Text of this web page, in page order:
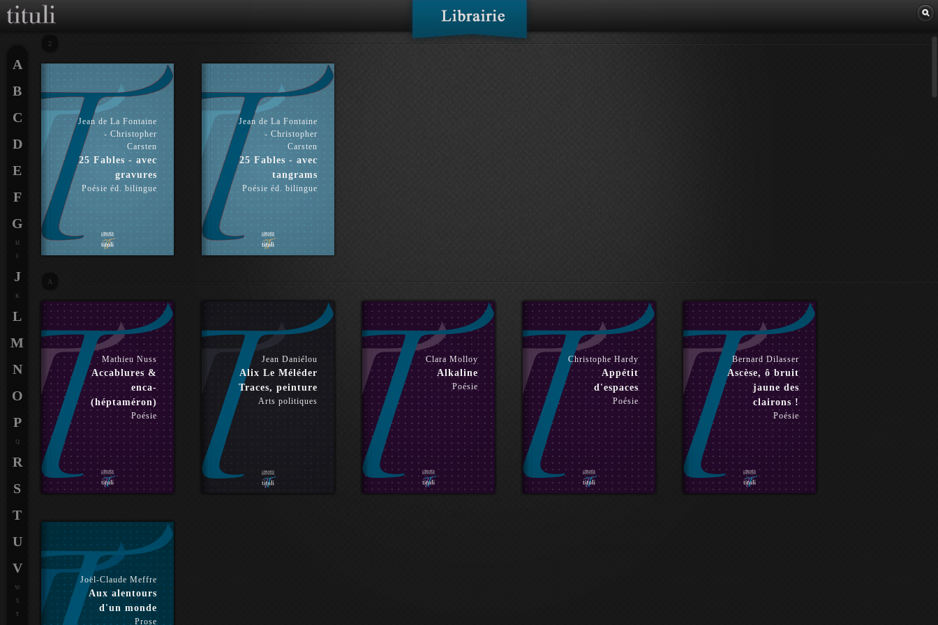
2
Jean de La Fontaine
- Christopher
Carsten
25 Fables - avec
gravures
Poésie éd. bilingue
Jean de La Fontaine
- Christopher
Carsten
25 Fables - avec
tangrams
Poésie éd. bilingue
A
Mathieu Nuss
Accablures &
enca-
(héptaméron)
Poésie
Jean Daniélou
Alix Le Méléder
Traces, peinture
Arts politiques
Clara Molloy
Alkaline
Poésie
Christophe Hardy
Appétit
d'espaces
Poésie
Bernard Dilasser
Ascèse, ô bruit
jaune des
clairons !
Poésie
Joël-Claude Meffre
Aux alentours
d'un monde
Prose
A
B
C
D
E
F
G
J
K
L
M
N
O
P
Q
R
S
T
U
V
W
X
Y